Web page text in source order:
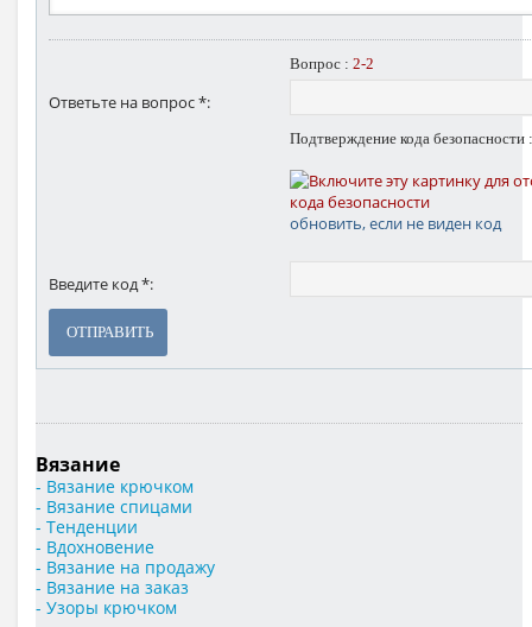
Вопрос : 2-2
Ответьте на вопрос *:
Подтверждение кода безопасности :
обновить, если не виден код
Введите код *:
ОТПРАВИТЬ
Вязание
- Вязание крючком
- Вязание спицами
- Тенденции
- Вдохновение
- Вязание на продажу
- Вязание на заказ
- Узоры крючком